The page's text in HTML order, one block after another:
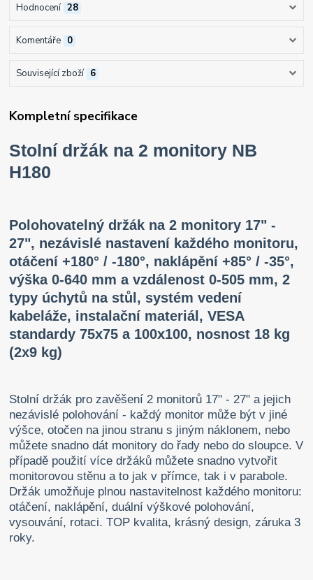
Hodnocení 28
Komentáře 0
Související zboží 6
Kompletní specifikace
Stolní držák na 2 monitory NB
H180
Polohovatelný držák na 2 monitory 17" -
27", nezávislé nastavení každého monitoru,
otáčení +180° / -180°, naklápění +85° / -35°,
výška 0-640 mm a vzdálenost 0-505 mm, 2
typy úchytů na stůl, systém vedení
kabeláže, instalační materiál,VESA
standardy 75x75 a 100x100, nosnost 18 kg
(2x9 kg)
Stolní držák pro zavěšení 2 monitorů 17" - 27" a jejich
nezávislé polohování - každý monitor může být v jiné
výšce, otočen na jinou stranu s jiným náklonem, nebo
můžete snadno dát monitory do řady nebo do sloupce. V
případě použití více držáků můžete snadno vytvořit
monitorovou stěnu a to jak v přímce, tak i v parabole.
Držák umožňuje plnou nastavitelnost každého monitoru:
otáčení, naklápění, duální výškové polohování,
vysouvání, rotaci. TOP kvalita, krásný design, záruka 3
roky.